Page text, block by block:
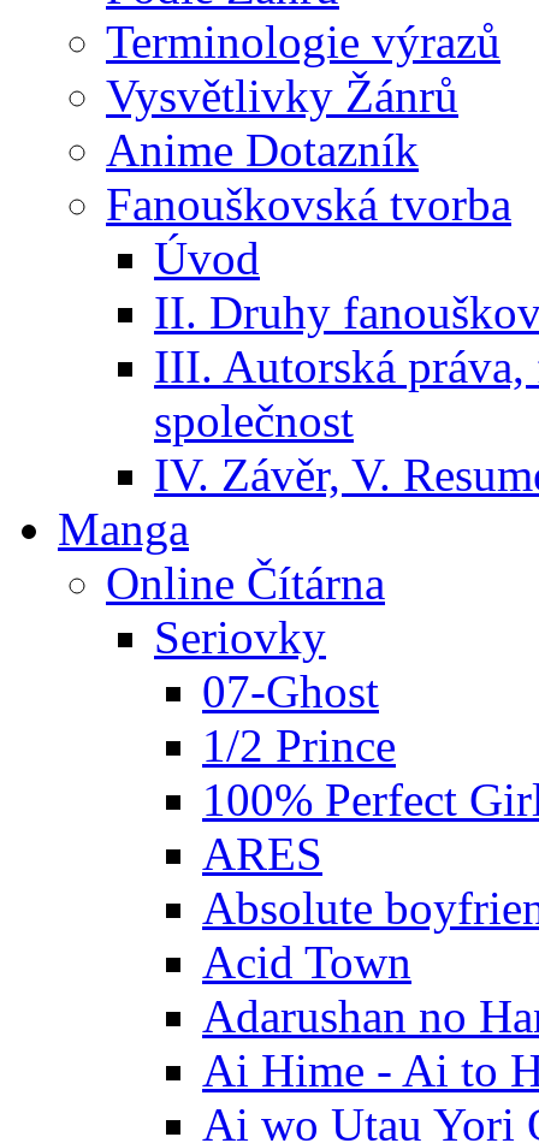
Terminologie výrazů
Vysvětlivky Žánrů
Anime Dotazník
Fanouškovská tvorba
Úvod
II. Druhy
III. Autorská práva,
společnost
IV. Závěr, V.
Manga
Online Čítárna
Seriovky
07-Ghost
1/2 Prince
100% Perfect
ARES
Absolute
Acid Town
Adarushan no
Ai Hime - Ai to
Ai wo Utau Yori